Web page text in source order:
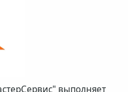
выполняет